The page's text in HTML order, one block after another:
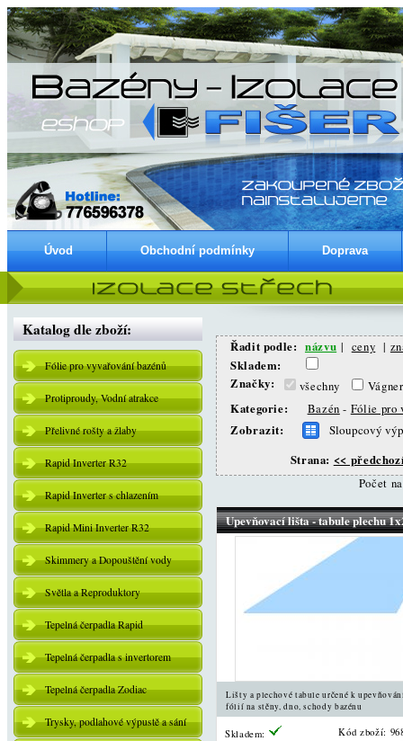
Úvod Obchodní podmínky Doprava
Katalog dle zboží:
Fólie pro vyvařování bazénů
Protiproudy, Vodní atrakce
Přelivné rošty a žlaby
Rapid Inverter R32
Rapid Inverter s chlazením
Rapid Mini Inverter R32
Skimmery a Dopouštění vody
Světla a Reproduktory
Tepelná čerpadla Rapid
Tepelná čerpadla s invertorem
Tepelná čerpadla Zodiac
Trysky, podlahové výpustě a sání
Řadit podle: názvu | ceny |
Skladem:
Značky:
všechny
Kategorie:
Bazén - Fólie pro
Zobrazit:
Sloupcový
Strana: <<
Počet
Upevňovací lišta - tabule plechu
Lišty a plechové tabule určené k
fólií na stěny, dno, schody bazénu
Skladem: Kód zboží: